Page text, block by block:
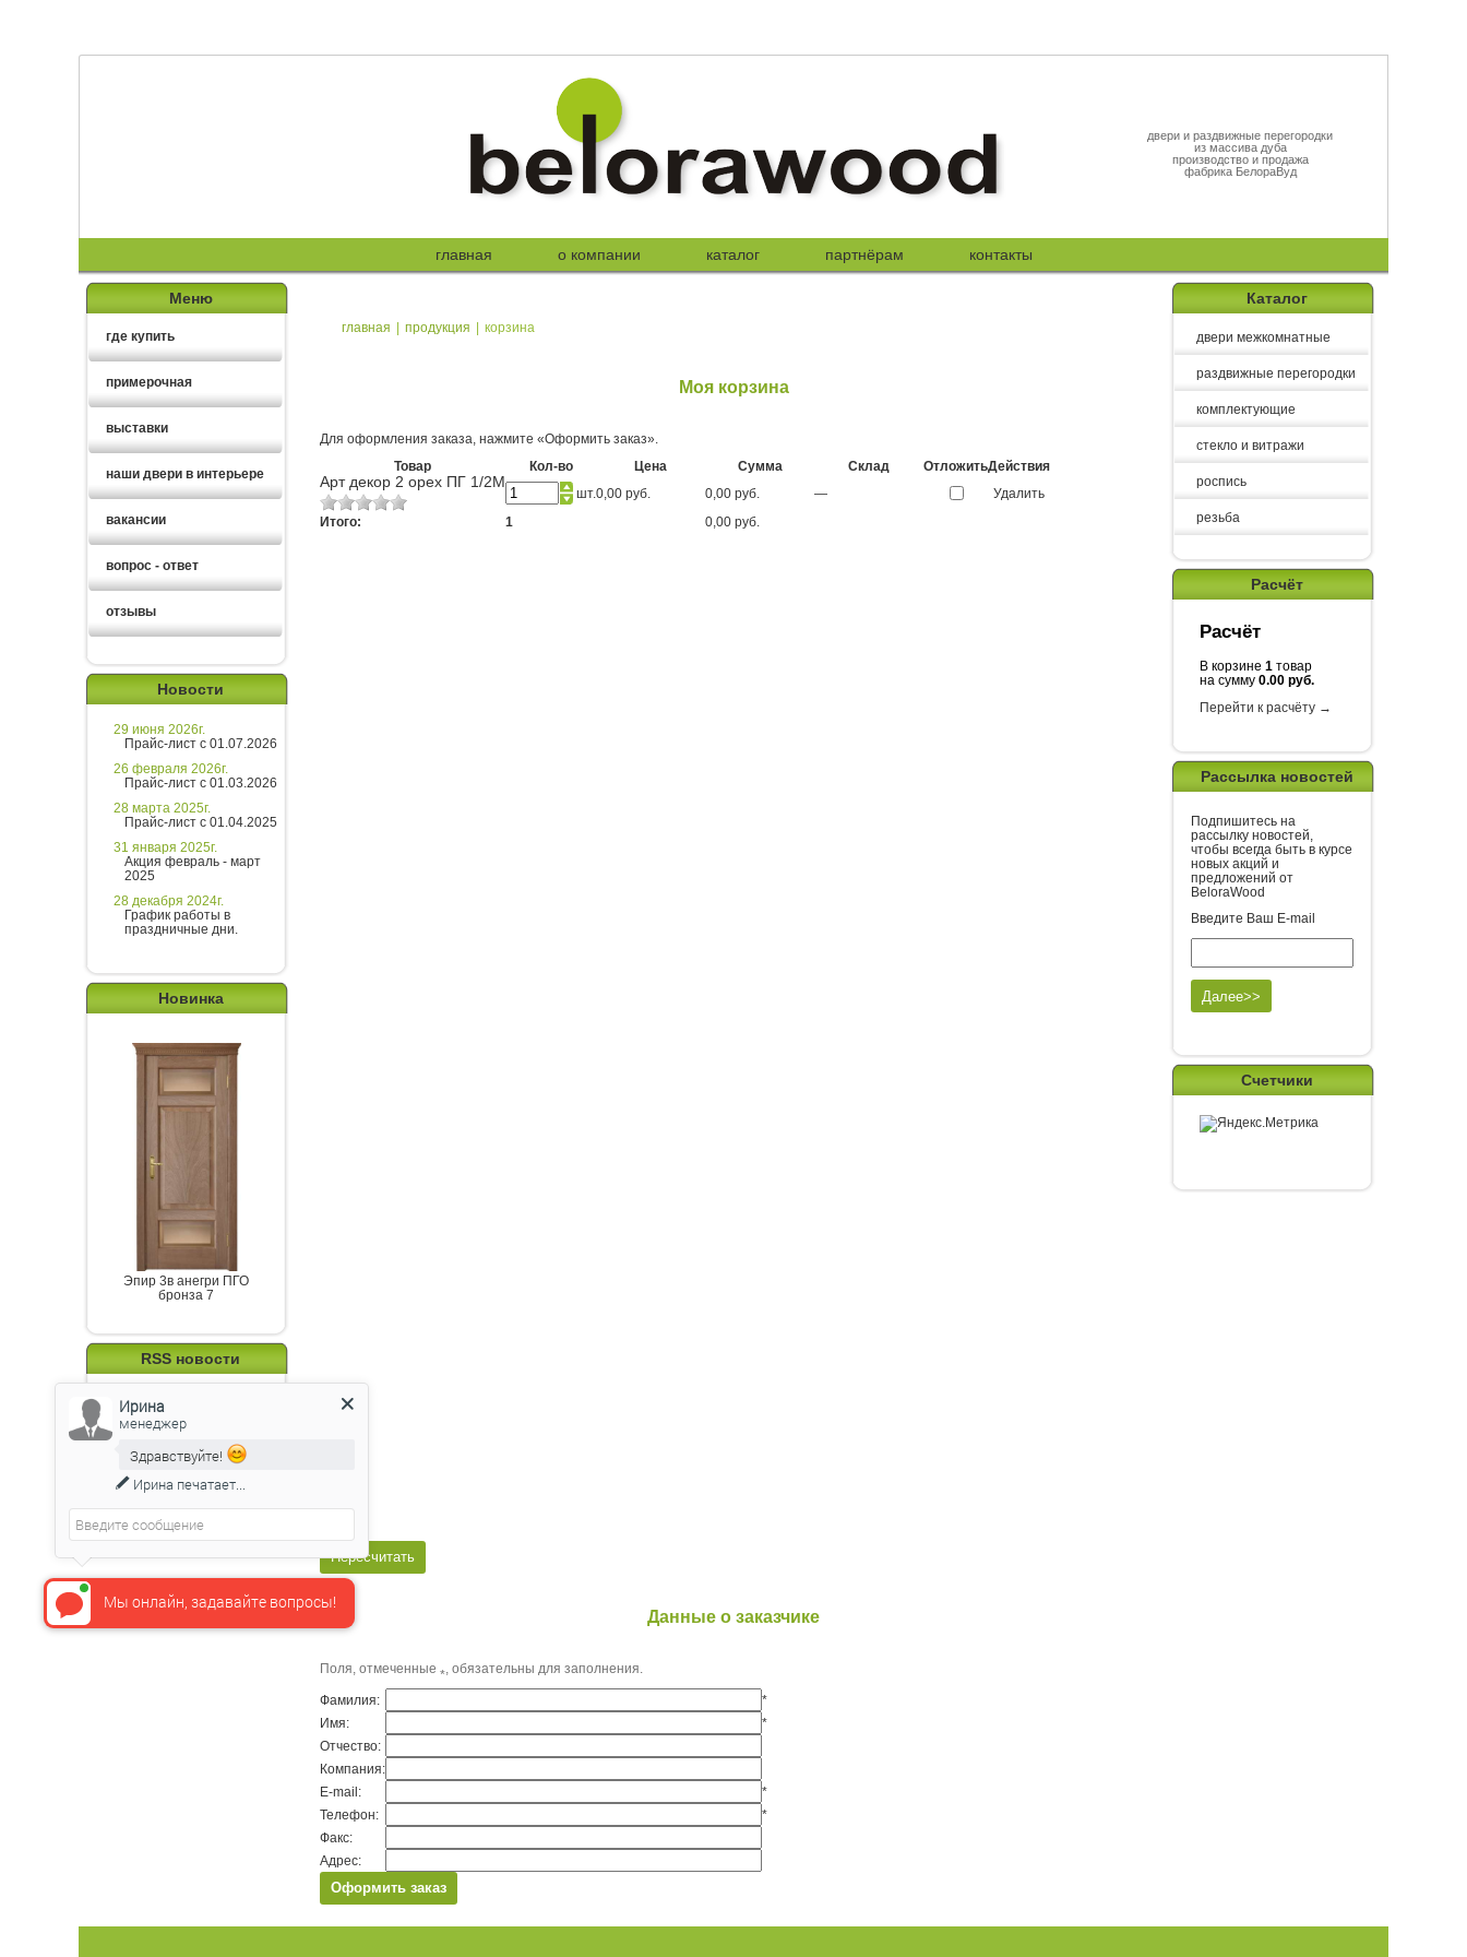
двери и раздвижные перегородки
из массива дуба
производство и продажа
фабрика БелораВуд
главная о компании каталог партнёрам контакты
Меню
где купить
примерочная
выставки
наши двери в интерьере
вакансии
вопрос - ответ
отзывы
Новости
29 июня 2026г.
Прайс-лист с 01.07.2026
26 февраля 2026г.
Прайс-лист с 01.03.2026
28 марта 2025г.
Прайс-лист с 01.04.2025
31 января 2025г.
Акция февраль - март
2025
28 декабря 2024г.
График работы в
праздничные дни.
Новинка
Эпир 3в анегри ПГО
бронза 7
RSS новости
Подпишитесь на канал
новостей от Belorawood
Каталог
двери межкомнатные
раздвижные перегородки
комплектующие
стекло и витражи
роспись
резьба
Расчёт
Расчёт
В корзине 1 товар
на сумму 0.00 руб.
Перейти к расчёту →
Рассылка новостей
Подпишитесь на
рассылку новостей,
чтобы всегда быть в курсе
новых акций и
предложений от
BeloraWood
Введите Ваш E-mail
Счетчики
главная | продукция | корзина
Моя корзина
Для оформления заказа, нажмите «Оформить заказ».
Товар
Кол-во Цена Сумма Склад ОтложитьДействия
Арт декор 2 орех ПГ 1/2М
шт.0,00 руб. 0,00 руб. —
Удалить
Итого:
1 0,00 руб.
Данные о заказчике
Поля, отмеченные * , обязательны для заполнения.
Фамилия:
*
Имя:
*
Отчество:
Компания:
E-mail:
*
Телефон:
*
Факс:
Адрес:
Мы онлайн, задавайте вопросы!
Ирина
менеджер
Здравствуйте!
Ирина печатает...